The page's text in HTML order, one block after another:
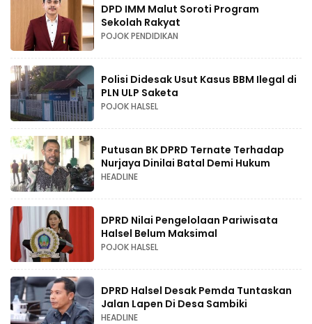
DPD IMM Malut Soroti Program
Sekolah Rakyat
POJOK PENDIDIKAN
Polisi Didesak Usut Kasus BBM Ilegal di
PLN ULP Saketa
POJOK HALSEL
Putusan BK DPRD Ternate Terhadap
Nurjaya Dinilai Batal Demi Hukum
HEADLINE
DPRD Nilai Pengelolaan Pariwisata
Halsel Belum Maksimal
POJOK HALSEL
DPRD Halsel Desak Pemda Tuntaskan
Jalan Lapen Di Desa Sambiki
HEADLINE